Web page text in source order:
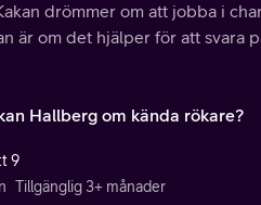
drömmer om att jobba i
är om det hjälper för att svara
Hallberg om kända rökare?
9
Tillgänglig 3+ månader